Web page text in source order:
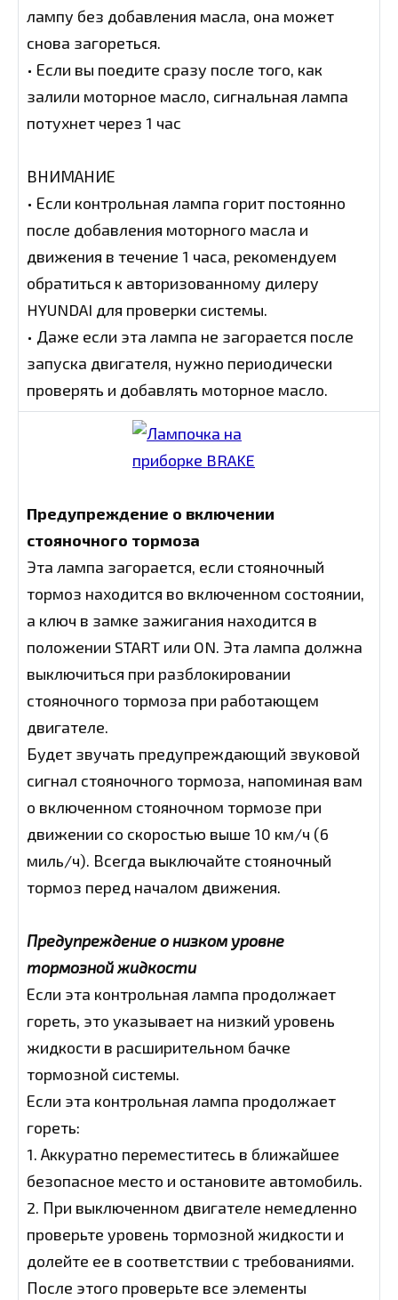
лампу без добавления масла, она может
снова загореться.
• Если вы поедите сразу после того, как
залили моторное масло, сигнальная лампа
потухнет через 1 час
ВНИМАНИЕ
• Если контрольная лампа горит постоянно
после добавления моторного масла и
движения в течение 1 часа, рекомендуем
обратиться к авторизованному дилеру
HYUNDAI для проверки системы.
• Даже если эта лампа не загорается после
запуска двигателя, нужно периодически
проверять и добавлять моторное масло.
Предупреждение о включении
стояночного тормоза
Эта лампа загорается, если стояночный
тормоз находится во включенном состоянии,
а ключ в замке зажигания находится в
положении START или ON. Эта лампа должна
выключиться при разблокировании
стояночного тормоза при работающем
двигателе.
Будет звучать предупреждающий звуковой
сигнал стояночного тормоза, напоминая вам
о включенном стояночном тормозе при
движении со скоростью выше 10 км/ч (6
миль/ч). Всегда выключайте стояночный
тормоз перед началом движения.
Предупреждение о низком уровне
тормозной жидкости
Если эта контрольная лампа продолжает
гореть, это указывает на низкий уровень
жидкости в расширительном бачке
тормозной системы.
Если эта контрольная лампа продолжает
гореть:
1. Аккуратно переместитесь в ближайшее
безопасное место и остановите автомобиль.
2. При выключенном двигателе немедленно
проверьте уровень тормозной жидкости и
долейте ее в соответствии с требованиями.
После этого проверьте все элементы